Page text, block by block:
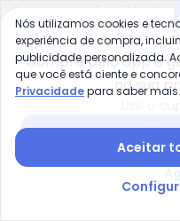
Camiseta Infantil Malha
Linho (Bege)
UP BABY
A partir deR$ 62,45R$
ou2xdeR$ 31,22semjuros
-14% NEW
Compre pelo app e
na sua
Nós utilizamos cookies e
experiência de compra,
publicidade personalizada.
que você está ciente e
Privacidadepara saber mais.
Aceitar